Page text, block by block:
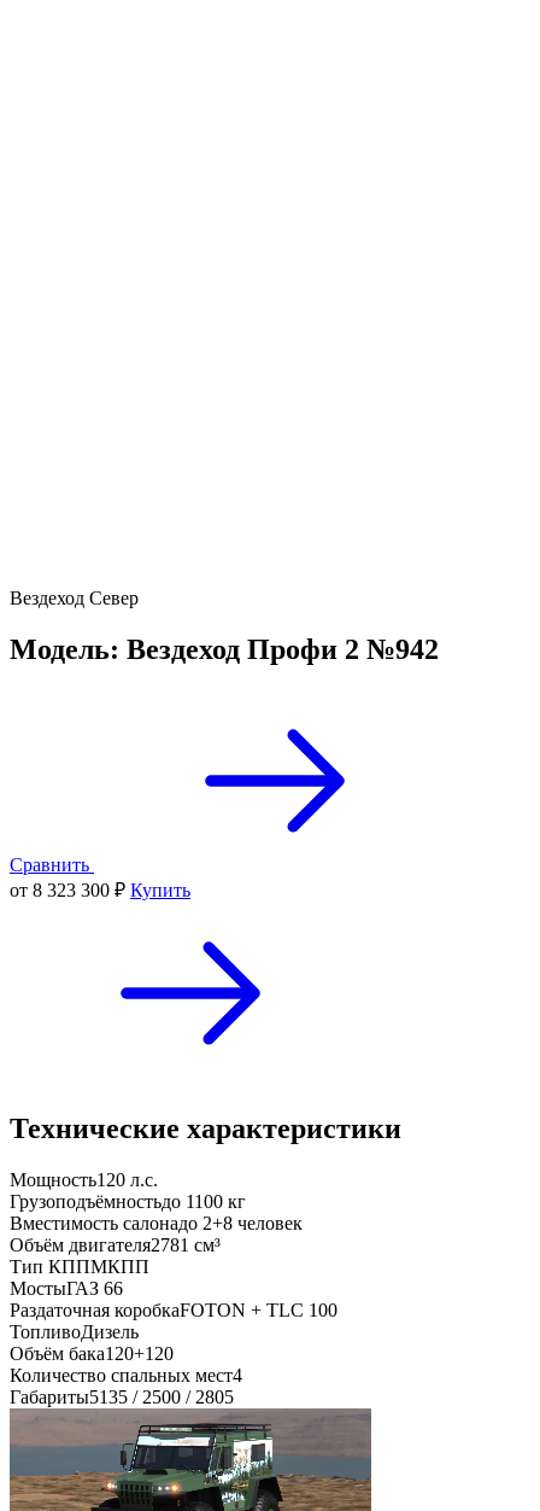
Вездеход Север
Модель: Вездеход Профи 2 №942
Сравнить
от 8 323 300 ₽ Купить
Технические характеристики
Мощность120 л.с.
Грузоподъёмностьдо 1100 кг
Вместимость салонадо 2+8 человек
Объём двигателя2781 см³
Тип КППМКПП
МостыГАЗ 66
Раздаточная коробкаFOTON + TLC 100
ТопливоДизель
Объём бака120+120
Количество спальных мест4
Габариты5135 / 2500 / 2805